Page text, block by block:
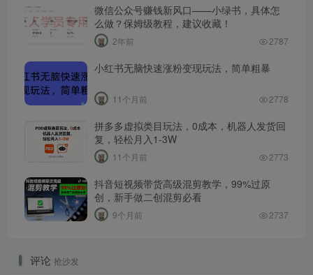
微信公众号赚钱新风口——小绿书，具体怎
么做？保姆级教程，建议收藏！
2年前 2787
小红书无脑快速涨粉变现玩法，简单粗暴
11个月前 2778
拼多多虚拟类目玩法，0成本，机器人发货回
复，轻松月入1-3W
11个月前 2773
抖音短视频带货高级混剪教学，99%过原
创，新手做二创混剪必看
9个月前 2737
评论 抢沙发